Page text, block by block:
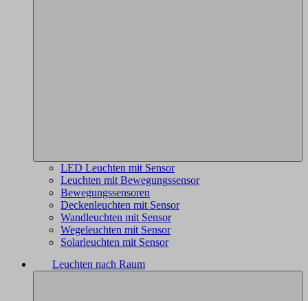
LED Leuchten mit Sensor
Leuchten mit Bewegungssensor
Bewegungssensoren
Deckenleuchten mit Sensor
Wandleuchten mit Sensor
Wegeleuchten mit Sensor
Solarleuchten mit Sensor
Leuchten nach Raum